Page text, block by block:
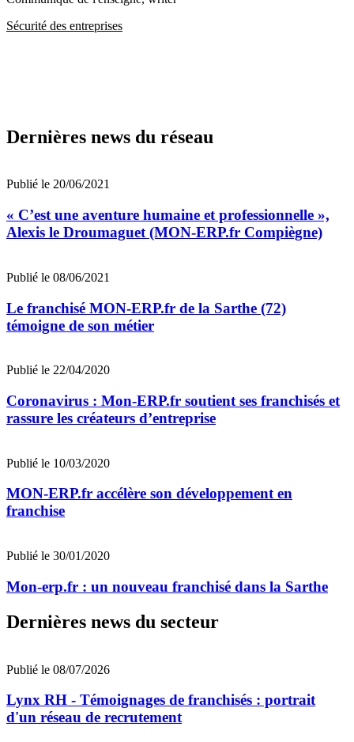
Sécurité des entreprises
Dernières news du réseau
Publié le 20/06/2021
« C’est une aventure humaine et professionnelle »,
Alexis le Droumaguet (MON-ERP.fr Compiègne)
Publié le 08/06/2021
Le franchisé MON-ERP.fr de la Sarthe (72)
témoigne de son métier
Publié le 22/04/2020
Coronavirus : Mon-ERP.fr soutient ses franchisés et
rassure les créateurs d’entreprise
Publié le 10/03/2020
MON-ERP.fr accélère son développement en
franchise
Publié le 30/01/2020
Mon-erp.fr : un nouveau franchisé dans la Sarthe
Dernières news du secteur
Publié le 08/07/2026
Lynx RH - Témoignages de franchisés : portrait
d'un réseau de recrutement